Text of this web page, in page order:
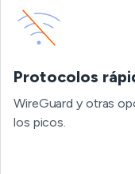
Protocolos
WireGuard y otras
los picos.